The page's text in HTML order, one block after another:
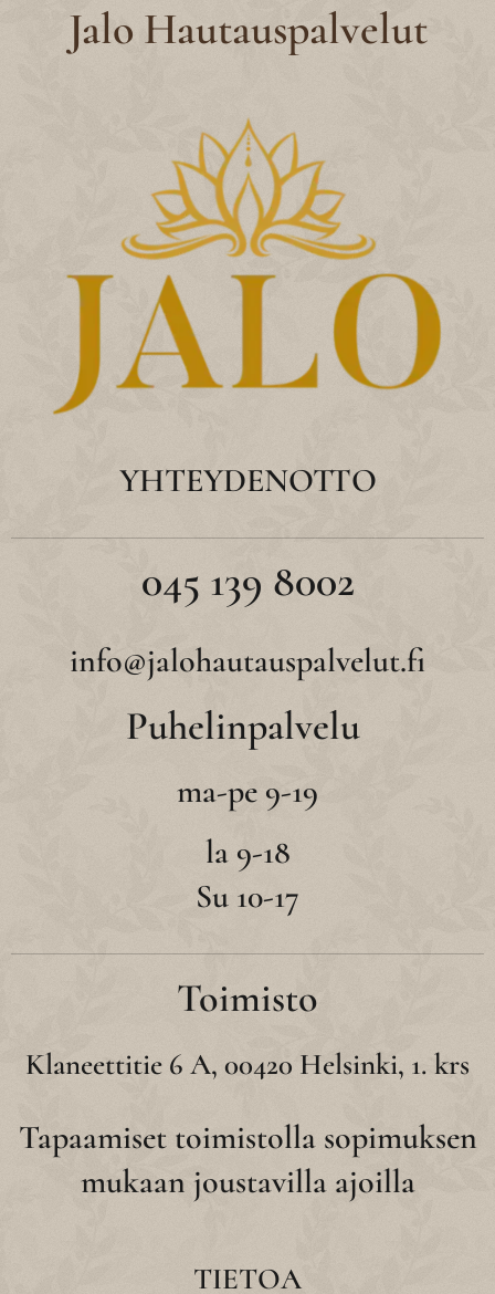
Jalo Hautauspalvelut
YHTEYDENOTTO
045 139 8002
info@jalohautauspalvelut.fi
Puhelinpalvelu
ma-pe 9-19
la 9-18
Su 10-17
Toimisto
Klaneettitie 6 A, 00420 Helsinki, 1. krs
Tapaamiset toimistolla sopimuksen
mukaan joustavilla ajoilla
TIETOA